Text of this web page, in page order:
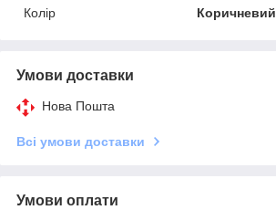
Колір
Коричневий
Умови доставки
Нова Пошта
Всі умови доставки
Умови оплати